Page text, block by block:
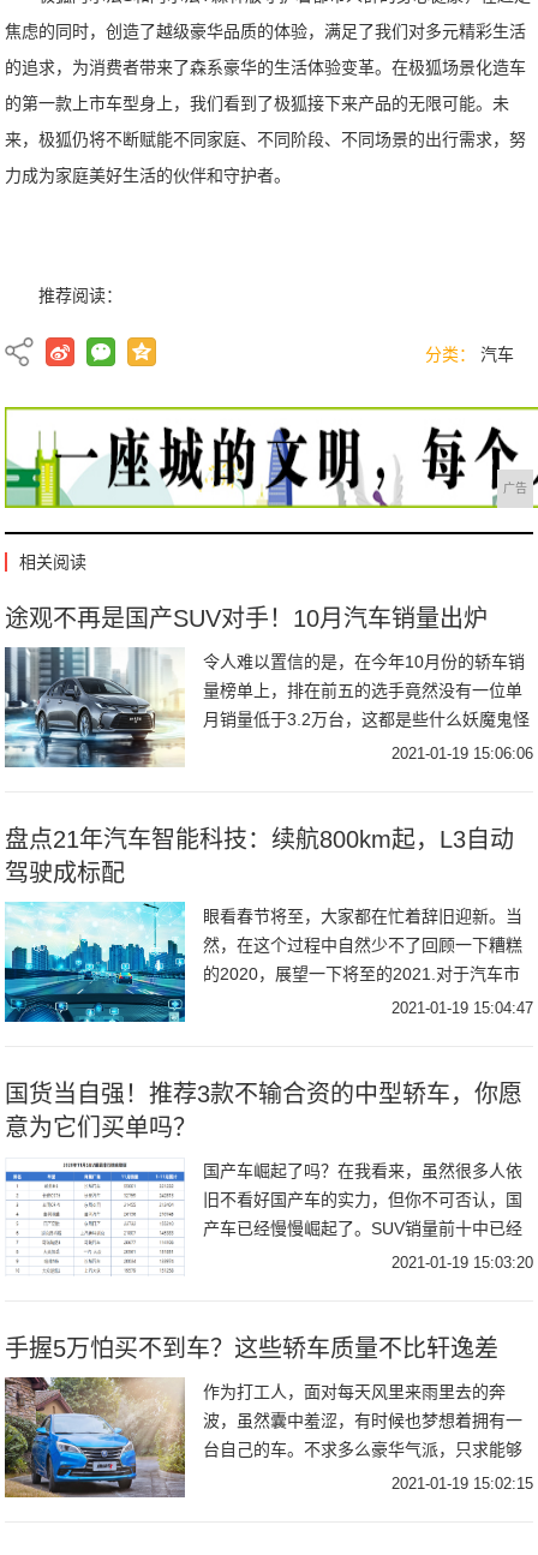
焦虑的同时，创造了越级豪华品质的体验，满足了我们对多元精彩生活
的追求，为消费者带来了森系豪华的生活体验变革。在极狐场景化造车
的第一款上市车型身上，我们看到了极狐接下来产品的无限可能。未
来，极狐仍将不断赋能不同家庭、不同阶段、不同场景的出行需求，努
力成为家庭美好生活的伙伴和守护者。
推荐阅读：
分类： 汽车
广告
相关阅读
途观不再是国产SUV对手！10月汽车销量出炉
令人难以置信的是，在今年10月份的轿车销
量榜单上，排在前五的选手竟然没有一位单
月销量低于3.2万台，这都是些什么妖魔鬼怪
啊？排在第一的依旧是我们来自上汽大众的
2021-01-19 15:06:06
盘点21年汽车智能科技：续航800km起，L3自动
驾驶成标配
眼看春节将至，大家都在忙着辞旧迎新。当
然，在这个过程中自然少不了回顾一下糟糕
的2020，展望一下将至的2021.对于汽车市
场来说，无论是燃油车还是新能源战场，都
2021-01-19 15:04:47
国货当自强！推荐3款不输合资的中型轿车，你愿
意为它们买单吗？
国产车崛起了吗？在我看来，虽然很多人依
旧不看好国产车的实力，但你不可否认，国
产车已经慢慢崛起了。SUV销量前十中已经
有5款车来自国产，而且哈弗H6和长安CS75
2021-01-19 15:03:20
手握5万怕买不到车？这些轿车质量不比轩逸差
作为打工人，面对每天风里来雨里去的奔
波，虽然囊中羞涩，有时候也梦想着拥有一
台自己的车。不求多么豪华气派，只求能够
遮风挡雨。下面这4款车，只要5万左右，便
2021-01-19 15:02:15